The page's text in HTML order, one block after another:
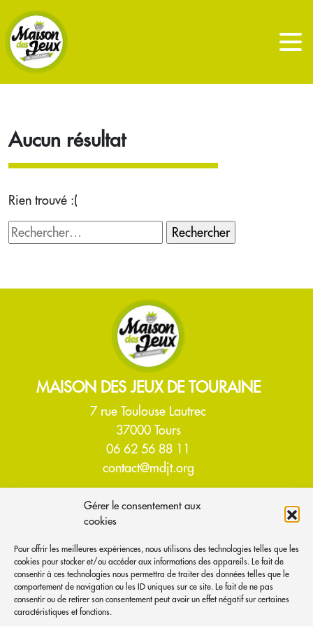
Gérer le consentement aux
cookies
Pour offrir les meilleures expériences, nous utilisons des technologies telles que les
cookies pour stocker et/ou accéder aux informations des appareils. Le fait de
consentir à ces technologies nous permettra de traiter des données telles que le
comportement de navigation ou les ID uniques sur ce site. Le fait de ne pas
consentir ou de retirer son consentement peut avoir un effet négatif sur certaines
caractéristiques et fonctions.
Aucun résultat
Rien trouvé :(
Rechercher :
MAISON DES JEUX DE TOURAINE
7 rue Toulouse Lautrec
37000 Tours
06 62 56 88 11
contact@mdjt.org
À PROPOS
qui-sommes nous ?
venir nous voir
les jeux disponibles